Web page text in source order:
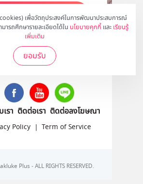
เพื่อวัตถุประสงค์ในการพัฒนาประสบการณ์
ารถศึกษารายละเอียดได้ใน นโยบายคุกกี้ และ เรียนรู้
เพิ่มเติม
ยอมรับ
สมัคร
ติดตามเราได้ที่
รา ติดต่อเรา ติดต่อลงโฆษณา
Policy | Term of Service
Plus - ALL RIGHTS RESERVED.